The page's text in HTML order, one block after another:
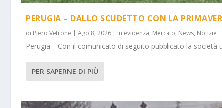
PERUGIA – DALLO SCUDETTO CON LA
di Piero Vetrone |Ago 8, 2026 | In evidenza, Mercato, News, Notizie
Perugia – Con il comunicato di seguito pubblicato la società
PER SAPERNE DI PIÙ